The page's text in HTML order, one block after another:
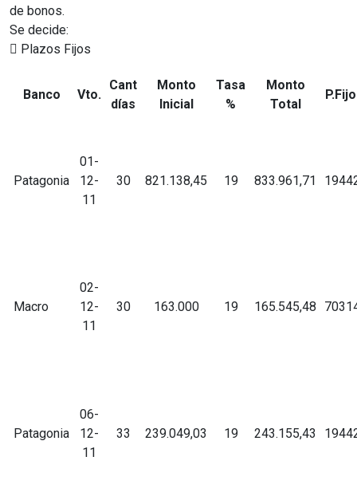
de bonos.
Se decide:
 Plazos Fijos
Banco Vto.
Cant
días
Monto
Inicial
Tasa
%
Monto
Total
Patagonia
01-
12-
11
30 821.138,45 19 833.961,71
Macro
02-
12-
11
30 163.000 19 165.545,48
Patagonia
06-
12-
11
33 239.049,03 19 243.155,43